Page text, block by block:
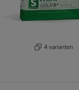
4 varianten